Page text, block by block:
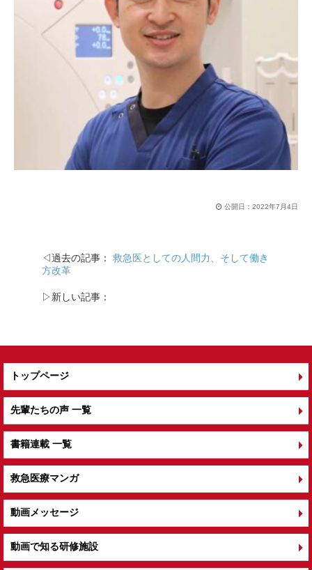
公開日： 2022年7月4日
◁過去の記事： 救急医としての人間力、そして働き
方改革
▷新しい記事：
トップページ
先輩たちの声 一覧
書籍連載 一覧
救急医療マンガ
動画メッセージ
動画で知る研修施設